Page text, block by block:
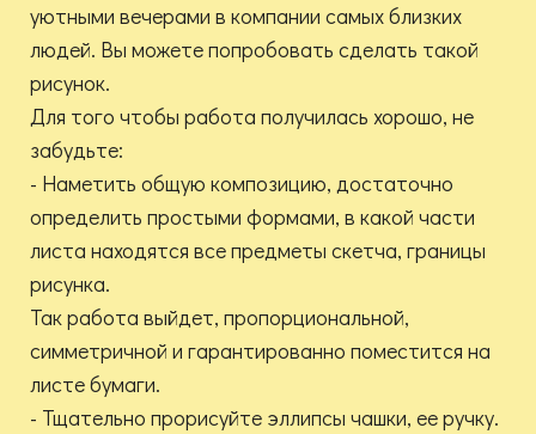
уютными вечерами в компании самых близких
людей. Вы можете попробовать сделать такой
рисунок. ⠀
Для того чтобы работа получилась хорошо, не
забудьте: ⠀
- Наметить общую композицию, достаточно
определить простыми формами, в какой части
листа находятся все предметы скетча, границы
рисунка.
Так работа выйдет, пропорциональной,
симметричной и гарантированно поместится на
листе бумаги. ⠀
- Тщательно прорисуйте эллипсы чашки, ее ручку.